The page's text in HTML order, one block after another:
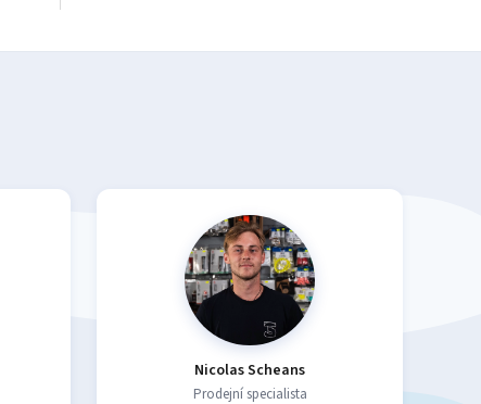
Nicolas Scheans
Prodejní specialista